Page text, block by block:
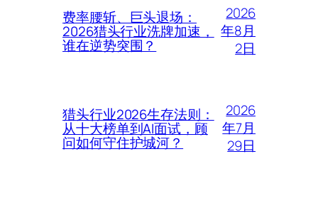
费率腰斩、巨头退场：
2026猎头行业洗牌加速，
谁在逆势突围？
2026
年8月
2日
猎头行业2026生存法则：
从十大榜单到AI面试，顾
问如何守住护城河？
2026
年7月
29日